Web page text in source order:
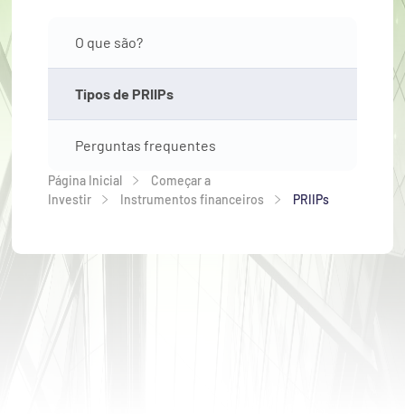
Página Inicial
Começar a
Investir
Instrumentos financeiros PRIIPs
O que são?
Tipos de PRIIPs
Perguntas frequentes